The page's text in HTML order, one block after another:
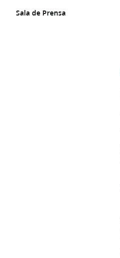
Sala de Prensa